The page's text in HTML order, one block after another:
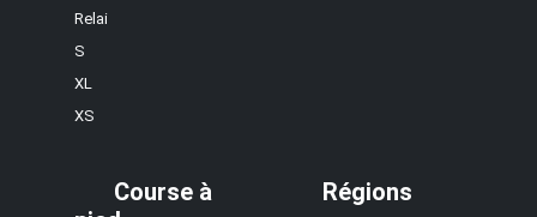
Relai
S
XL
XS
Course à
Régions